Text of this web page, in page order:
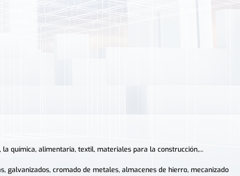
química, alimentaria, textil, materiales para la construcción,...
galvanizados, cromado de metales, almacenes de hierro, mecanizado